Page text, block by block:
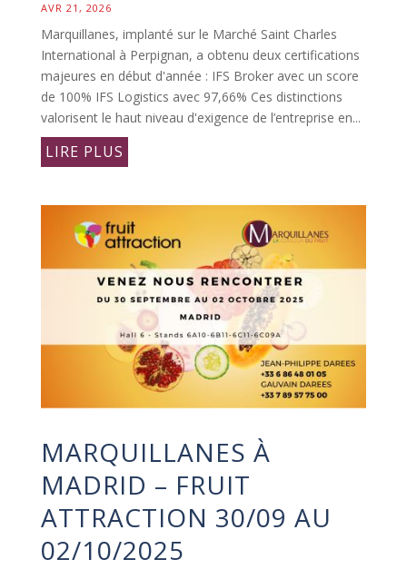
AVR 21, 2026
Marquillanes, implanté sur le Marché Saint Charles
International à Perpignan, a obtenu deux certifications
majeures en début d'année : IFS Broker avec un score
de 100% IFS Logistics avec 97,66% Ces distinctions
valorisent le haut niveau d'exigence de l’entreprise en...
LIRE PLUS
MARQUILLANES À
MADRID – FRUIT
ATTRACTION 30/09 AU
02/10/2025